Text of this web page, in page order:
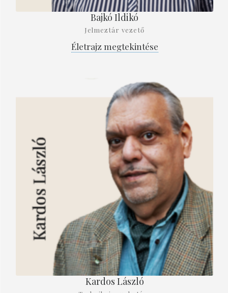
Bajkó Ildikó
Jelmeztár vezető
Életrajz megtekintése
Kardos László